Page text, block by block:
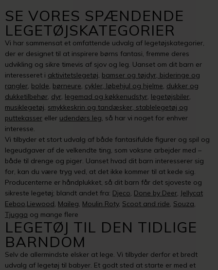
SE VORES SPÆNDENDE
LEGETØJSKATEGORIER
Vi har sammensat et omfattende udvalg af legetøjskategorier,
der er designet til at inspirere børns fantasi, fremme deres
udvikling og sikre timevis af sjov og leg. Uanset om dit barn er
interesseret i aktivitetslegetøj, bamser og tøjdyr, bideringe og
rangler, bolde, børneure, cykler, løbehjul og hjelme, dukker og
dukketilbehør, dyr, legemad og køkkenudstyr, legetøjsbiler,
musiklegetøj, smykkeskrin og tandæsker, stablelegetøj og
puttekasser eller udendørs leg, så har vi noget for enhver
interesse.
Vi tilbyder et stort udvalg af både fantasifulde figurer og spil og
legeudgaver af de velkendte ting, som voksne arbejder med –
både til drenge og piger. Uanset hvad dit barn interesserer sig
for, kan du være tryg ved, at det ikke kommer til at kede sig.
Producenterne er håndplukket, så dit barn får det sjoveste og
sikreste legetøj; blandt andet fra: Djeco, Done by Deer, Jellycat
Eeboo,Liewood, Maileg, Moulin Roty, Scoot and ride, Souza,
Tjugga og mange flere
LEGETØJ TIL DEN TIDLIGE
BARNDOM
Selv de allermindste elsker at lege. Vi tilbyder derfor et bredt
udvalg af legetøj til babyer. Et godt sted at starte er med et